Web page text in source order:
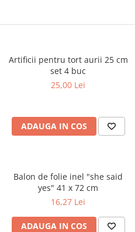
Artificii pentru tort aurii 25 cm
set 4 buc
25,00 Lei
ADAUGA IN COS
Balon de folie inel "she said
yes" 41 x 72 cm
16,27 Lei
ADAUGA IN COS